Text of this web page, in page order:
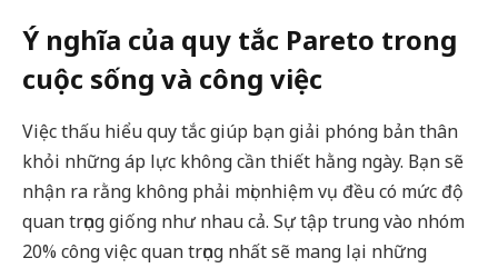
Ý nghĩa của quy tắc Pareto trong
cuộc sống và công việc
Việc thấu hiểu quy tắc giúp bạn giải phóng bản thân
khỏi những áp lực không cần thiết hằng ngày. Bạn sẽ
nhận ra rằng không phải mọi nhiệm vụ đều có mức độ
quan trọng giống như nhau cả. Sự tập trung vào nhóm
20% công việc quan trọng nhất sẽ mang lại những